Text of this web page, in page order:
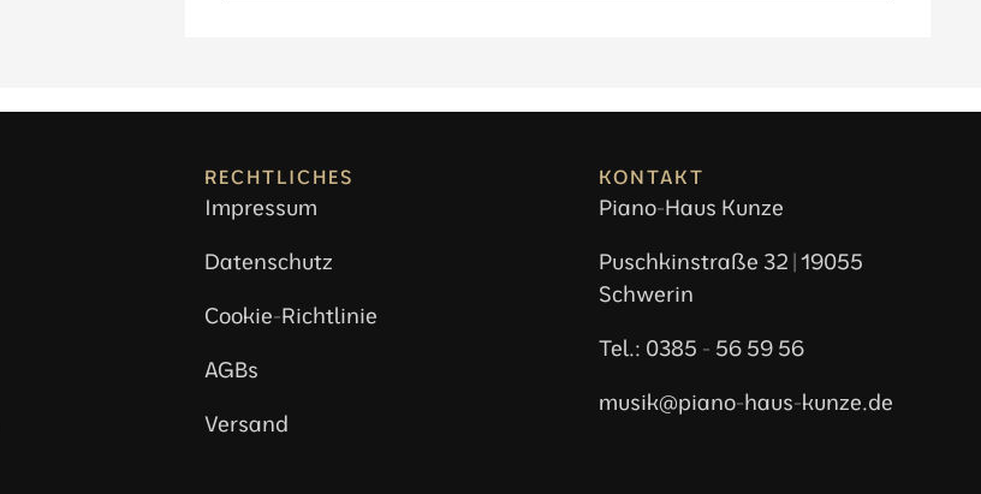
RECHTLICHES
Impressum
Datenschutz
Cookie-Richtlinie
AGBs
Versand
KONTAKT
Piano-Haus Kunze
Puschkinstraße 32 | 19055
Schwerin
Tel.: 0385 - 56 59 56
musik@piano-haus-kunze.de